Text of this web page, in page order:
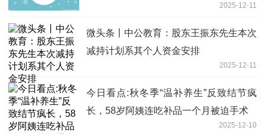
2025-12-11
微头条丨中公教育：股东王振东先生本次
减持计划系其个人资金安排
2025-12-11
今日看点:秋冬季“温补养生”反致结节疯
长，58岁阿姨连吃补品一个月被迫手术
2025-12-10